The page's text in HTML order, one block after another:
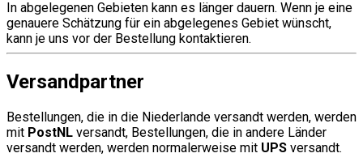
In abgelegenen Gebieten kann es länger dauern. Wenn je eine
genauere Schätzung für ein abgelegenes Gebiet wünscht,
kann je uns vor der Bestellung kontaktieren.
Versandpartner
Bestellungen, die in die Niederlande versandt werden, werden
mit PostNL versandt, Bestellungen, die in andere Länder
versandt werden, werden normalerweise mit UPS versandt.